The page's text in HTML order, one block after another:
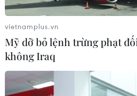
Phong Việt, sau“Xin chào
cho những tập thơ này. Nhà
Việt chăm sóc con, chơi cùng
anh dễ dàng tiếp nhận những
thơ, từ bữa trưa ở trường,
mẹ ốm, lúc con bị phạt, đến
vietnamplus.vn
Mỹ dỡ bỏ lệnh trừng phạt
không Iraq